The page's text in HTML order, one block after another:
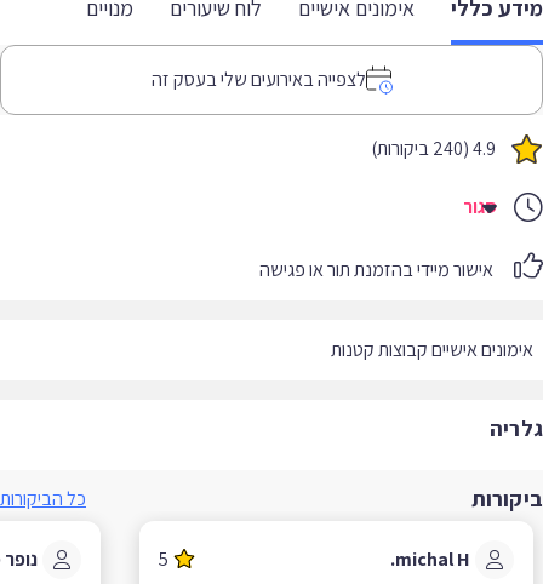
כללי אימונים אישיים לוח שיעורים מנויים
לצפייה באירועים שלי בעסק זה
4.9 (240 ביקורות)
סגור
אישור מיידי בהזמנת תור או פגישה
אישיים קבוצות קטנות
כל הביקורות
michal H.
5
נופר פ.